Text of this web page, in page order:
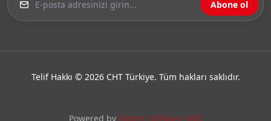
Abone ol
Powered by Kaden Software R&D
Telif Hakkı © 2026 CHT Türkiye. Tüm hakları saklıdır.